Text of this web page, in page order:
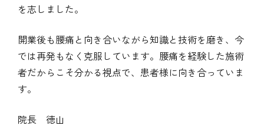
を志しました。
開業後も腰痛と向き合いながら知識と技術を磨き、今
では再発もなく克服しています。腰痛を経験した施術
者だからこそ分かる視点で、患者様に向き合っていま
す。
院長 徳山